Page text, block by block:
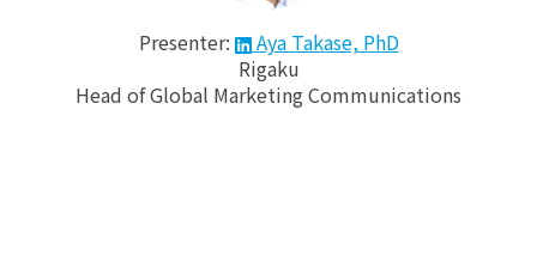
Presenter:
Aya Takase, PhD
Rigaku
Head of Global Marketing Communications